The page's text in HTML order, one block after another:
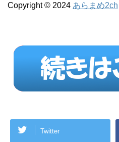
Copyright © 2024 あらまめ2ch
Twitter